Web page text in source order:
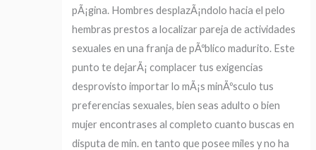
pÃ¡gina. Hombres desplazÃ¡ndolo hacia el pelo
hembras prestos a localizar pareja de actividades
sexuales en una franja de pÃºblico madurito. Este
punto te dejarÃ¡ complacer tus exigencias
desprovisto importar lo mÃ¡s minÃºsculo tus
preferencias sexuales, bien seas adulto o bien
mujer encontrases al completo cuanto buscas en
disputa de min. en tanto que posee miles y no ha